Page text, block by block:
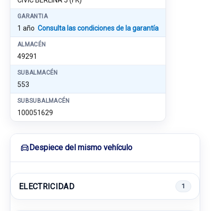
GARANTIA
1 año Consulta las condiciones de la garantía
ALMACÉN
49291
SUBALMACÉN
553
SUBSUBALMACÉN
100051629
Despiece del mismo vehículo
ELECTRICIDAD 1